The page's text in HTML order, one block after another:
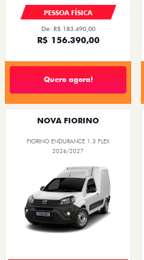
PESSOA FÍSICA
De: R$ 183.490,00
R$ 156.390,00
Quero agora!
NOVA FIORINO
FIORINO ENDURANCE 1.3 FLEX
2026/2027